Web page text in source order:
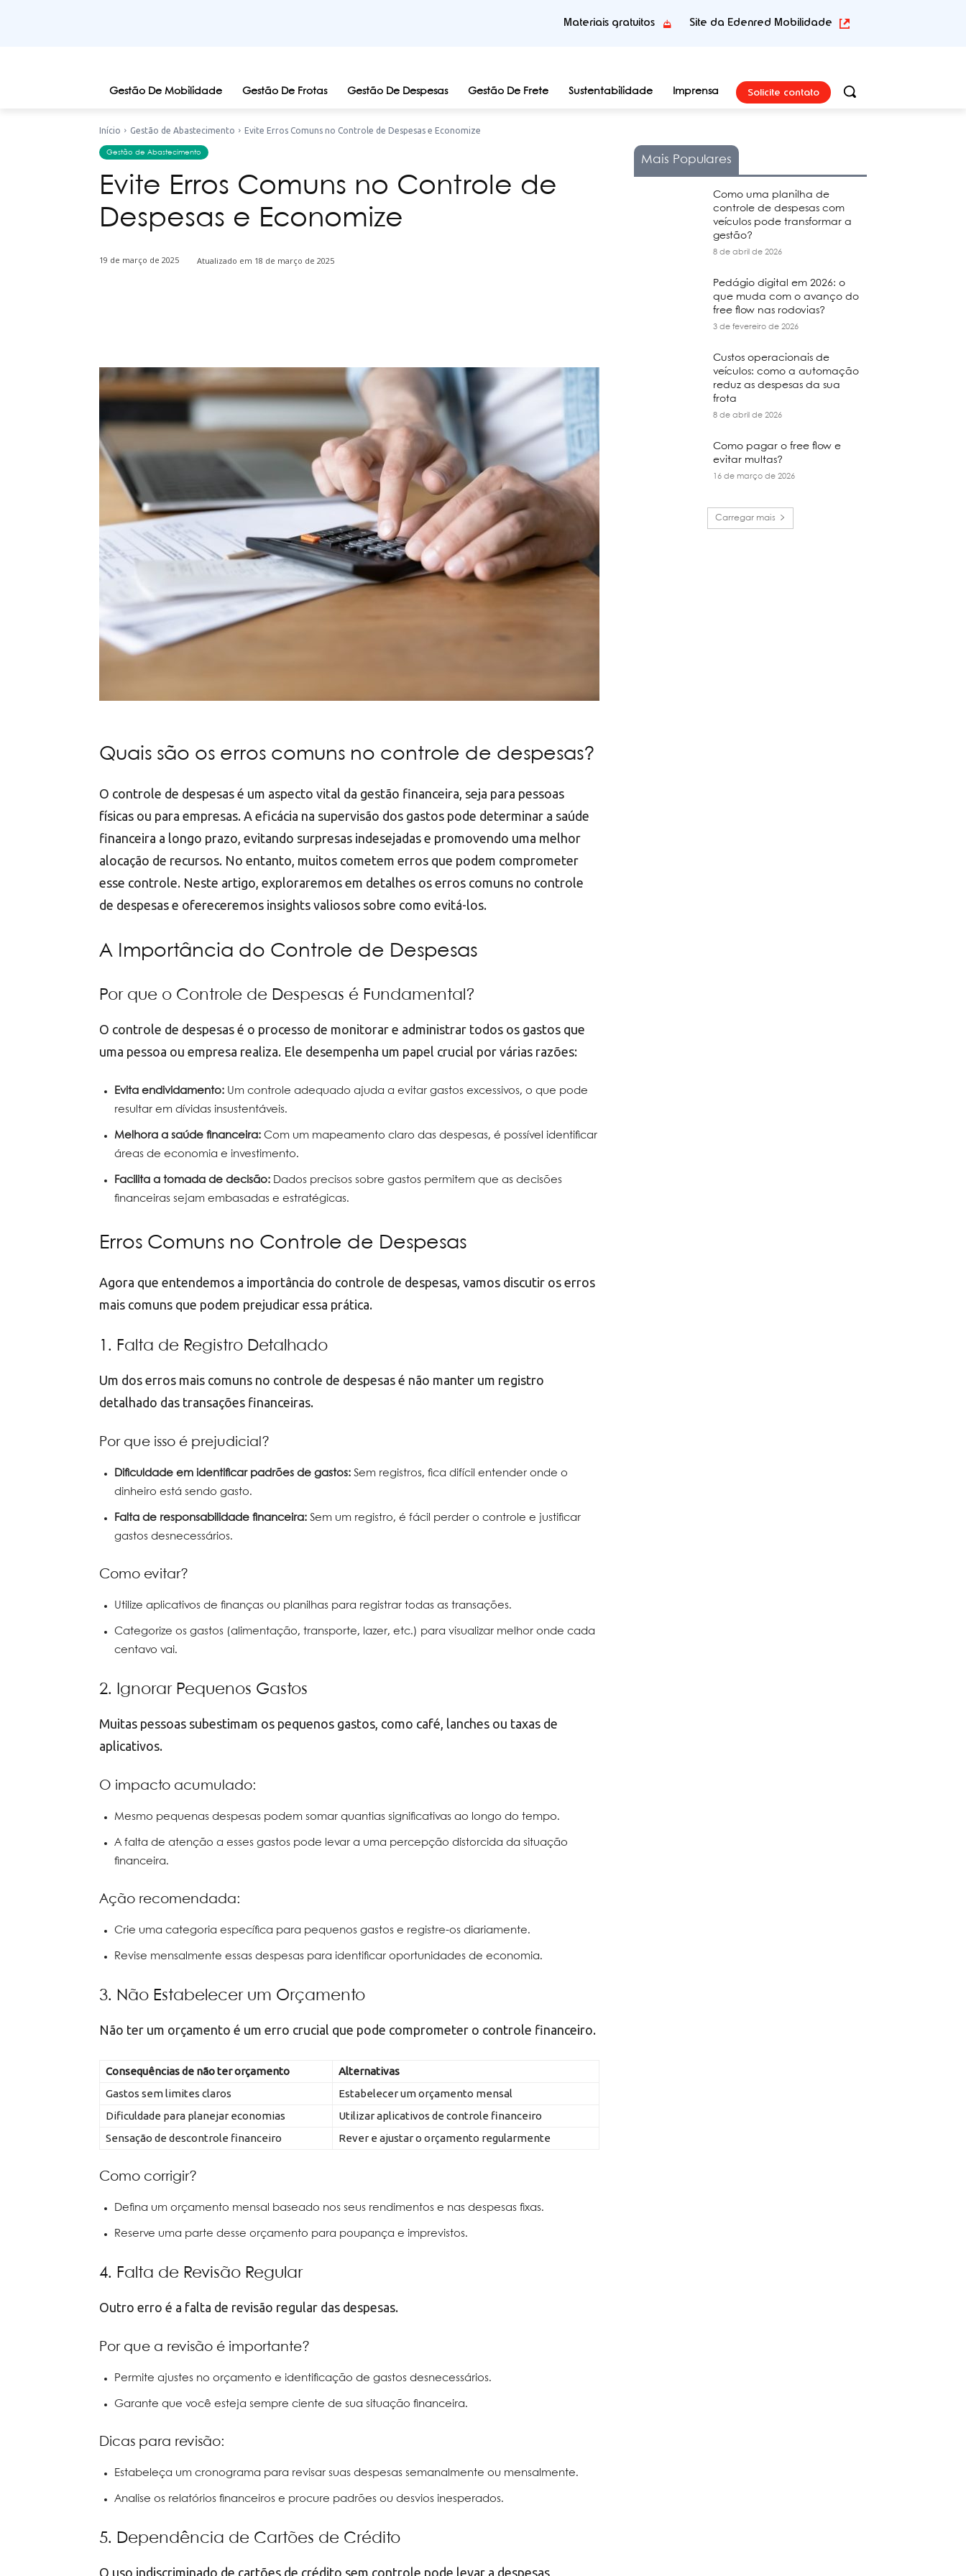
Materiais gratuitos Site da Edenred Mobilidade
Gestão De Mobilidade Gestão De Frotas Gestão De Despesas Gestão De Frete Sustentabilidade Imprensa Solicite contato
Início Gestão de Abastecimento Evite Erros Comuns no Controle de Despesas e Economize
Gestão de Abastecimento
Evite Erros Comuns no Controle de
Despesas e Economize
19 de março de 2025 Atualizado em 18 de março de 2025
Quais são os erros comuns no controle de despesas?
O controle de despesas é um aspecto vital da gestão financeira, seja para pessoas
físicas ou para empresas. A eficácia na supervisão dos gastos pode determinar a saúde
financeira a longo prazo, evitando surpresas indesejadas e promovendo uma melhor
alocação de recursos. No entanto, muitos cometem erros que podem comprometer
esse controle. Neste artigo, exploraremos em detalhes os erros comuns no controle
de despesas e ofereceremos insights valiosos sobre como evitá-los.
A Importância do Controle de Despesas
Por que o Controle de Despesas é Fundamental?
O controle de despesas é o processo de monitorar e administrar todos os gastos que
uma pessoa ou empresa realiza. Ele desempenha um papel crucial por várias razões:
Evita endividamento: Um controle adequado ajuda a evitar gastos excessivos, o que pode
resultar em dívidas insustentáveis.
Melhora a saúde financeira: Com um mapeamento claro das despesas, é possível identificar
áreas de economia e investimento.
Facilita a tomada de decisão: Dados precisos sobre gastos permitem que as decisões
financeiras sejam embasadas e estratégicas.
Erros Comuns no Controle de Despesas
Agora que entendemos a importância do controle de despesas, vamos discutir os erros
mais comuns que podem prejudicar essa prática.
1. Falta de Registro Detalhado
Um dos erros mais comuns no controle de despesas é não manter um registro
detalhado das transações financeiras.
Por que isso é prejudicial?
Dificuldade em identificar padrões de gastos: Sem registros, fica difícil entender onde o
dinheiro está sendo gasto.
Falta de responsabilidade financeira: Sem um registro, é fácil perder o controle e justificar
gastos desnecessários.
Como evitar?
Utilize aplicativos de finanças ou planilhas para registrar todas as transações.
Categorize os gastos (alimentação, transporte, lazer, etc.) para visualizar melhor onde cada
centavo vai.
2. Ignorar Pequenos Gastos
Muitas pessoas subestimam os pequenos gastos, como café, lanches ou taxas de
aplicativos.
O impacto acumulado:
Mesmo pequenas despesas podem somar quantias significativas ao longo do tempo.
A falta de atenção a esses gastos pode levar a uma percepção distorcida da situação
financeira.
Ação recomendada:
Crie uma categoria específica para pequenos gastos e registre-os diariamente.
Revise mensalmente essas despesas para identificar oportunidades de economia.
3. Não Estabelecer um Orçamento
Não ter um orçamento é um erro crucial que pode comprometer o controle financeiro.
Consequências de não ter orçamento
Alternativas
Gastos sem limites claros
Estabelecer um orçamento mensal
Dificuldade para planejar economias
Utilizar aplicativos de controle financeiro
Sensação de descontrole financeiro
Rever e ajustar o orçamento regularmente
Como corrigir?
Defina um orçamento mensal baseado nos seus rendimentos e nas despesas fixas.
Reserve uma parte desse orçamento para poupança e imprevistos.
4. Falta de Revisão Regular
Outro erro é a falta de revisão regular das despesas.
Por que a revisão é importante?
Permite ajustes no orçamento e identificação de gastos desnecessários.
Garante que você esteja sempre ciente de sua situação financeira.
Dicas para revisão:
Estabeleça um cronograma para revisar suas despesas semanalmente ou mensalmente.
Analise os relatórios financeiros e procure padrões ou desvios inesperados.
5. Dependência de Cartões de Crédito
O uso indiscriminado de cartões de crédito sem controle pode levar a despesas
Mais Populares
Como uma planilha de
controle de despesas com
veículos pode transformar a
gestão?
8 de abril de 2026
Pedágio digital em 2026: o
que muda com o avanço do
free flow nas rodovias?
3 de fevereiro de 2026
Custos operacionais de
veículos: como a automação
reduz as despesas da sua
frota
8 de abril de 2026
Como pagar o free flow e
evitar multas?
16 de março de 2026
Carregar mais